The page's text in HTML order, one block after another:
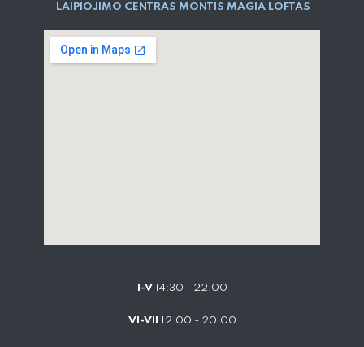
LAIPIOJIMO CENTRAS MONTIS MAGIA LOFTAS
I-V14:30 - 22:00
VI-VII 12:00 - 20:00